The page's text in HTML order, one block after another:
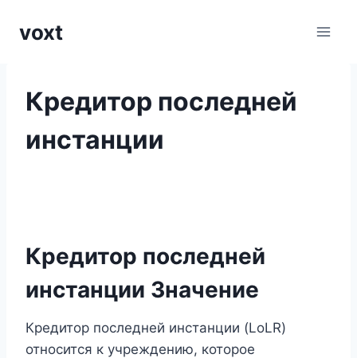
voxt
Кредитор последней
инстанции
Кредитор последней
инстанции Значение
Кредитор последней инстанции (LoLR)
относится к учреждению, которое